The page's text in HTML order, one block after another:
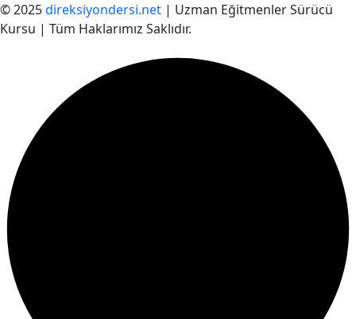
© 2025direksiyondersi.net | Uzman Eğitmenler Sürücü
Kursu | Tüm Haklarımız Saklıdır.